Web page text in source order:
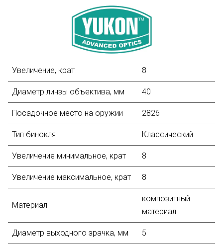
Увеличение, крат 8
Диаметр линзы объектива, мм 40
Посадочное место на оружии 2826
Тип бинокля Классический
Увеличение минимальное, крат 8
Увеличение максимальное, крат 8
Материал
композитный
материал
Диаметр выходного зрачка, мм 5